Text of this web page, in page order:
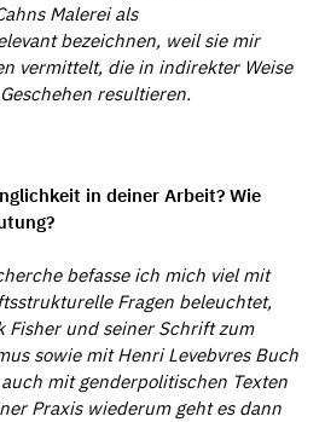
Malerei als
bezeichnen, weil sie mir
vermittelt, die in indirekter Weise
resultieren.
in deiner Arbeit? Wie
befasse ich mich viel mit
Fragen beleuchtet,
Fisher und seiner Schrift zum
sowie mit Henri Levebvres Buch
mit genderpolitischen Texten
Praxis wiederum geht es dann